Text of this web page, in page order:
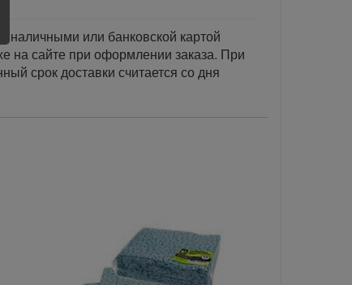
наличными или банковской картой
на сайте при оформлении заказа. При
срок доставки считается со дня